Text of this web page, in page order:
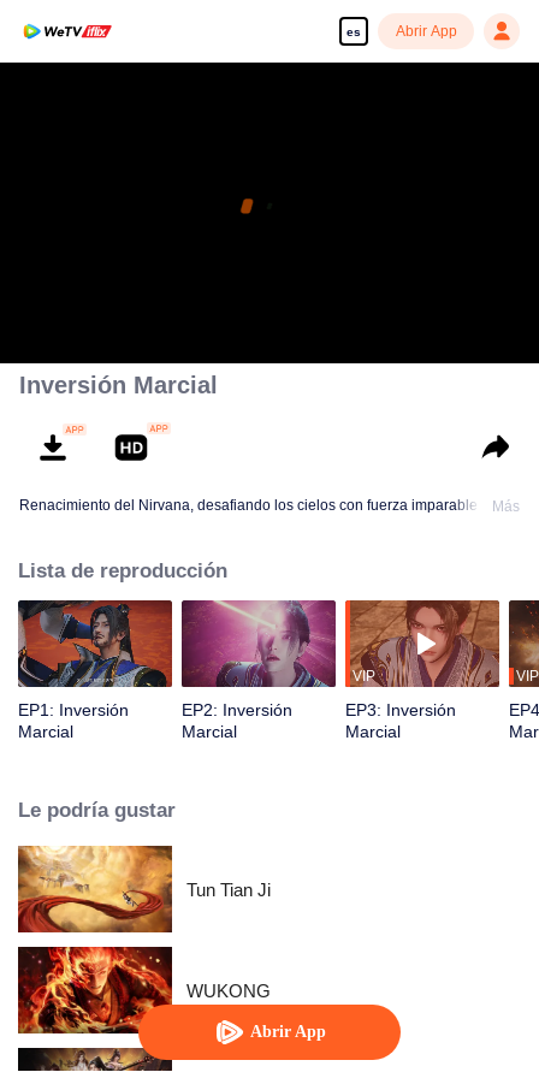
es Abrir App
Abrir App
Inversión Marcial
Renacimiento del Nirvana, desafiando los cielos con fuerza imparable Más
Lista de reproducción
EP1: Inversión
Marcial
EP2: Inversión
Marcial
VIP
EP3: Inversión
Marcial
VIP
Le podría gustar
Tun Tian Ji
WUKONG